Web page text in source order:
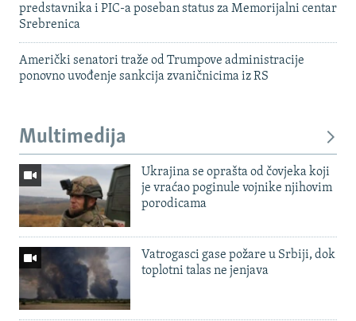
predstavnika i PIC-a poseban status za Memorijalni centar
Srebrenica
Američki senatori traže od Trumpove administracije
ponovno uvođenje sankcija zvaničnicima iz RS
Multimedija
Ukrajina se oprašta od čovjeka koji
je vraćao poginule vojnike njihovim
porodicama
Vatrogasci gase požare u Srbiji, dok
toplotni talas ne jenjava